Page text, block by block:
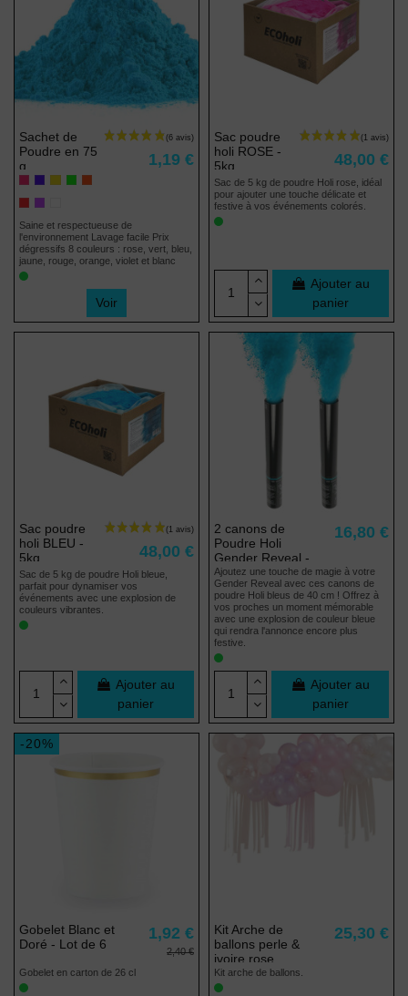
Sachet de
Poudre en 75
g
1,19 €
Saine et respectueuse de
l'environnement Lavage facile Prix
dégressifs 8 couleurs : rose, vert, bleu,
jaune, rouge, orange, violet et blanc
Voir
Sac poudre
holi ROSE -
5kg
48,00 €
Sac de 5 kg de poudre Holi rose, idéal
pour ajouter une touche délicate et
festive à vos événements colorés.
Ajouter au
panier
Sac poudre
holi BLEU -
5kg
48,00 €
Sac de 5 kg de poudre Holi bleue,
parfait pour dynamiser vos
événements avec une explosion de
couleurs vibrantes.
Ajouter au
panier
Pack
2 canons de
Poudre Holi
Gender Reveal -
BLEU
16,80 €
Ajoutez une touche de magie à votre
Gender Reveal avec ces canons de
poudre Holi bleus de 40 cm ! Offrez à
vos proches un moment mémorable
avec une explosion de couleur bleue
qui rendra l'annonce encore plus
festive.
Ajouter au
panier
-20%
Gobelet Blanc et
Doré - Lot de 6
1,92 €
2,40 €
Gobelet en carton de 26 cl
Kit Arche de
ballons perle &
ivoire rose
25,30 €
Kit arche de ballons.